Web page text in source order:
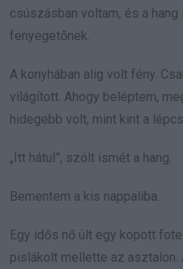
csúszásban voltam, és a
fenyegetőnek.
A konyhában alig volt fény.
világított. Ahogy beléptem,
hidegebb volt, mint kint a
„Itt hátul”, szólt ismét a hang.
Bementem a kis nappaliba.
Egy idős nő ült egy kopott
pislákolt mellette az asztalon.